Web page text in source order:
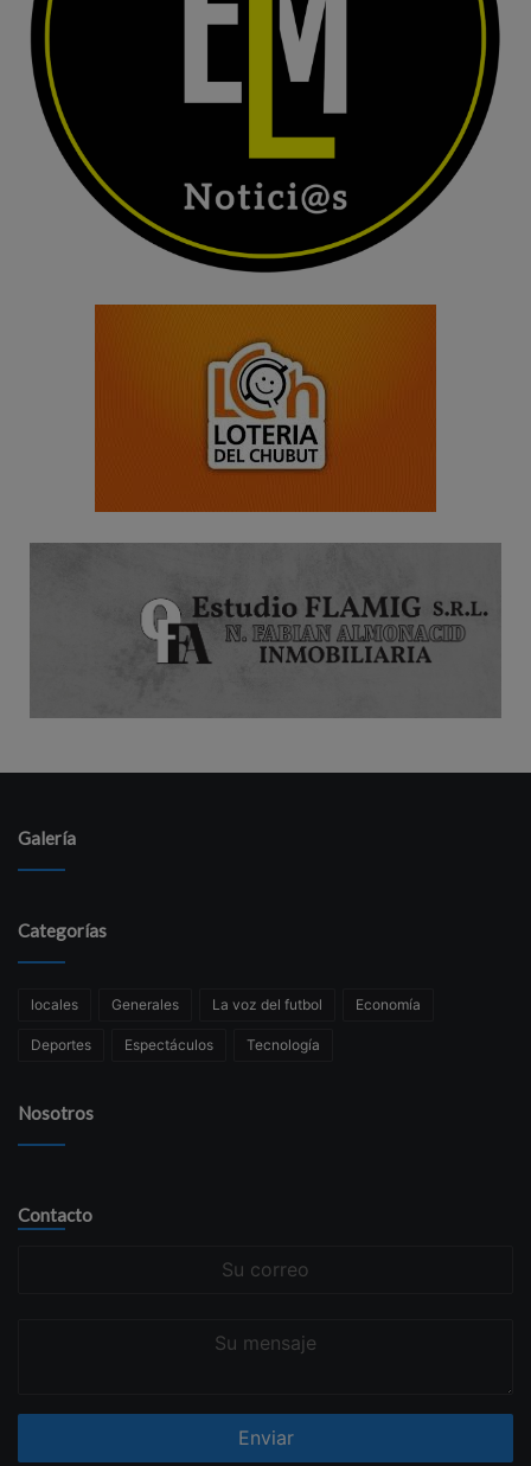
Galería
Categorías
locales Generales La voz del futbol Economía
Deportes Espectáculos Tecnología
Nosotros
Contacto